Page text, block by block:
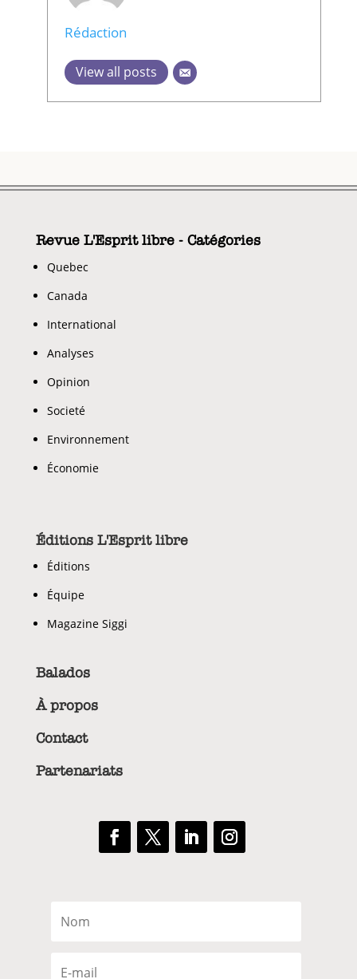
Rédaction
View all posts
Revue L'Esprit libre - Catégories
Quebec
Canada
International
Analyses
Opinion
Societé
Environnement
Économie
Éditions L'Esprit libre
Éditions
Équipe
Magazine Siggi
Balados
À propos
Contact
Partenariats